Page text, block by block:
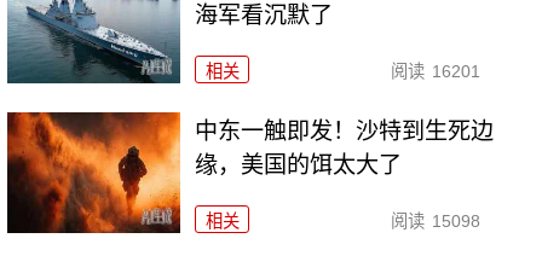
海军看沉默了
相关 阅读 16201
中东一触即发！沙特到生死边
缘，美国的饵太大了
相关 阅读 15098